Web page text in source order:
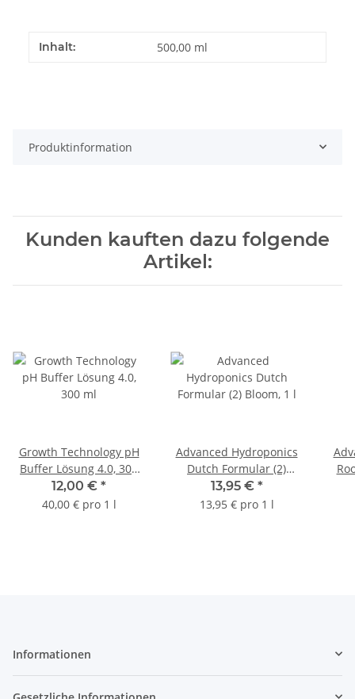
Inhalt: 500,00 ml
Produktinformation
Kunden kauften dazu folgende
Artikel:
Growth Technology pH
Buffer Lösung 4.0, 300
ml
12,00 € *
40,00 € pro 1 l
Advanced Hydroponics
Dutch Formular (2)
Bloom, 1 l
13,95 € *
13,95 € pro 1 l
Informationen